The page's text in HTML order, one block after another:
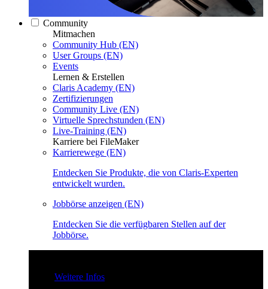
Community
Mitmachen
Community Hub (EN)
User Groups (EN)
Events
Lernen & Erstellen
Claris Academy (EN)
Zertifizierungen
Community Live (EN)
Virtuelle Sprechstunden (EN)
Live-Training (EN)
Karriere bei FileMaker
Karrierewege (EN)
Entdecken Sie Produkte, die von Claris-Experten
entwickelt wurden.
Jobbörse anzeigen (EN)
Entdecken Sie die verfügbaren Stellen auf der
Jobbörse.
Weitere Infos